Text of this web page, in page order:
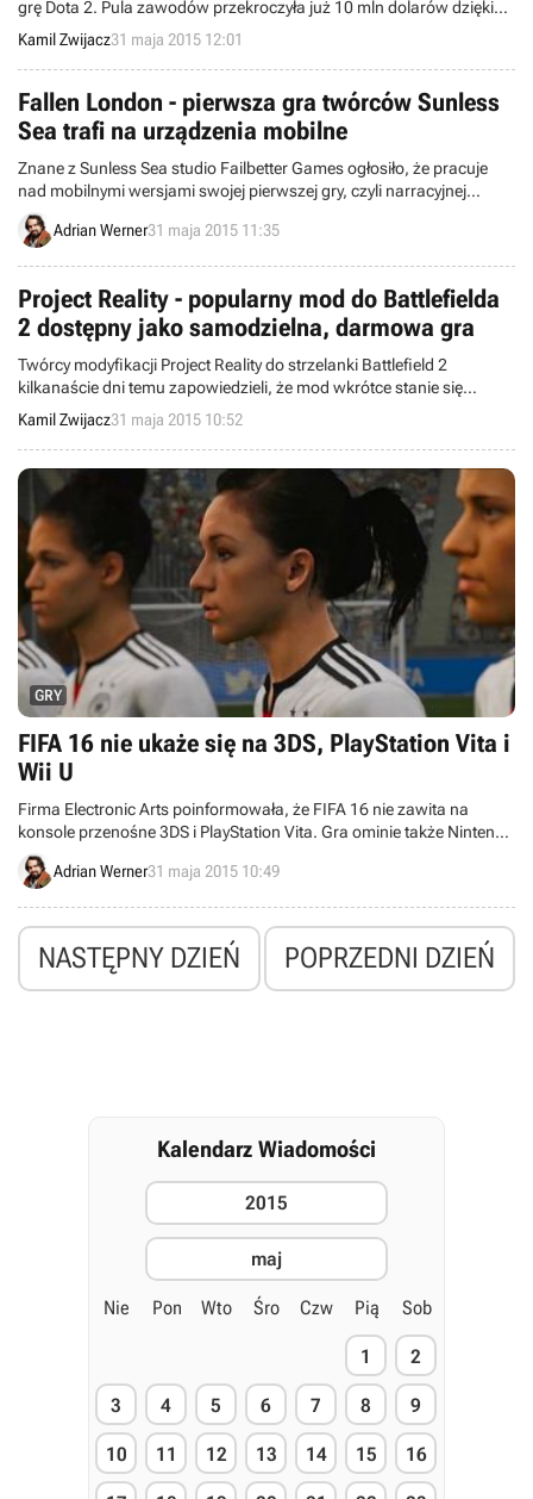
grę Dota 2. Pula zawodów przekroczyła już 10 mln dolarów dzięki
sprzedaży wirtualnego kompendium. Kwotę tę udało się uzbierać w
ciągu 30 dni, czyli aż o 20 dni szybciej niż w 2014 roku.
Kamil Zwijacz31 maja 2015 12:01
Fallen London - pierwsza gra twórców Sunless
Sea trafi na urządzenia mobilne
Znane z Sunless Sea studio Failbetter Games ogłosiło, że pracuje
nad mobilnymi wersjami swojej pierwszej gry, czyli narracyjnej
przygodówki Fallen London.
Adrian Werner31 maja 2015 11:35
Project Reality - popularny mod do Battlefielda
2 dostępny jako samodzielna, darmowa gra
Twórcy modyfikacji Project Reality do strzelanki Battlefield 2
kilkanaście dni temu zapowiedzieli, że mod wkrótce stanie się
samodzielną produkcją. Słowa dotrzymano i wczoraj opublikowano
wersję 1.3, która nie wymaga do działania gry studia DICE.
Kamil Zwijacz31 maja 2015 10:52
GRY
FIFA 16 nie ukaże się na 3DS, PlayStation Vita i
Wii U
Firma Electronic Arts poinformowała, że FIFA 16 nie zawita na
konsole przenośne 3DS i PlayStation Vita. Gra ominie także Nintendo
Wii U.
Adrian Werner31 maja 2015 10:49
NASTĘPNY DZIEŃ POPRZEDNI DZIEŃ
Kalendarz Wiadomości
2015
maj
Nie Pon Wto Śro Czw Pią Sob
1 2
3 4 5 6 7 8 9
10 11 12 13 14 15 16